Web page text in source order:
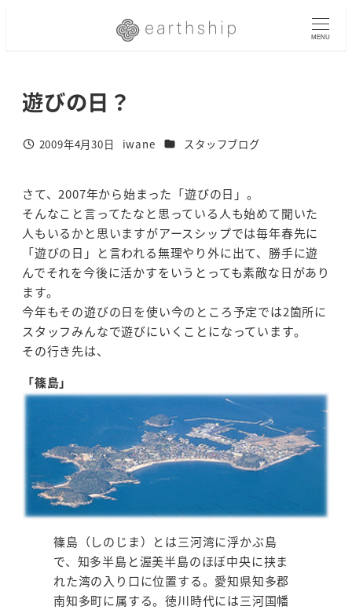
MENU
遊びの日？
投稿日2009年4月30日
著
iwane カテゴリー
スタッフブログ
さて、2007年から始まった「遊びの日」。
そんなこと言ってたなと思っている人も始めて聞いた
人もいるかと思いますがアースシップでは毎年春先に
「遊びの日」と言われる無理やり外に出て、勝手に遊
んでそれを今後に活かすをいうとっても素敵な日があり
ます。
今年もその遊びの日を使い今のところ予定では2箇所に
スタッフみんなで遊びにいくことになっています。
その行き先は、
「篠島」
篠島（しのじま）とは三河湾に浮かぶ島
で、知多半島と渥美半島のほぼ中央に挟ま
れた湾の入り口に位置する。愛知県知多郡
南知多町に属する。徳川時代には三河国幡